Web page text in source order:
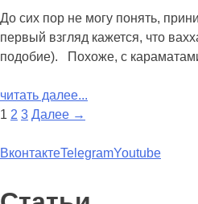
До сих пор не могу понять,
первый взгляд кажется, что
подобие). Похоже, с
читать далее...
1 2 3 Далее →
ВконтактеTelegramYoutube